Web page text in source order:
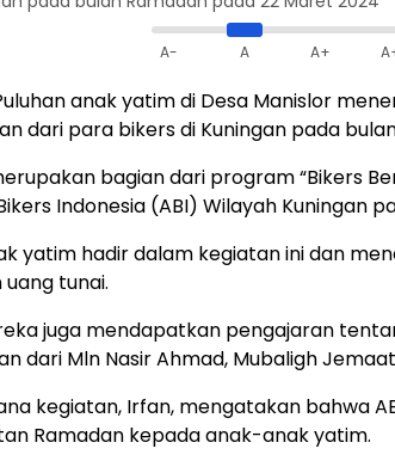
A- A A+
anak yatim di Desa Manislor
dari para bikers di Kuningan pada
bagian dari program “Bikers
Indonesia (ABI) Wilayah Kuningan
yatim hadir dalam kegiatan ini dan
tunai.
juga mendapatkan pengajaran
dari Mln Nasir Ahmad, Mubaligh
kegiatan, Irfan, mengatakan bahwa
Ramadan kepada anak-anak yatim.